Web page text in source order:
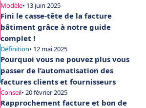
Modèle• 13 juin 2025
Fini le casse-tête de la facture
bâtiment grâce à notre guide
complet !
Définition• 12 mai 2025
Pourquoi vous ne pouvez plus vous
passer de l’automatisation des
factures clients et fournisseurs
Conseil• 20 février 2025
Rapprochement facture et bon de